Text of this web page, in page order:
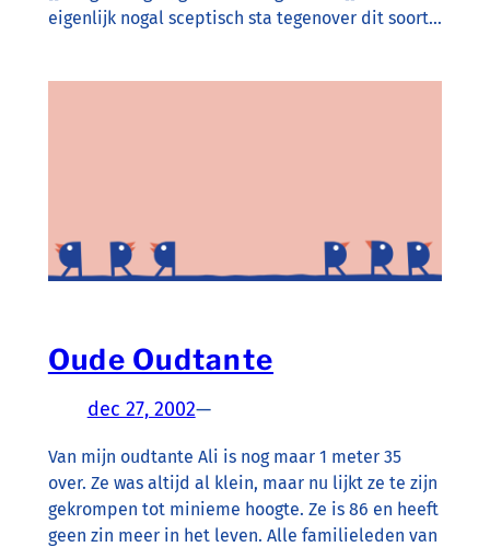
eigenlijk nogal sceptisch sta tegenover dit soort…
Oude Oudtante
dec 27, 2002—
Van mijn oudtante Ali is nog maar 1 meter 35
over. Ze was altijd al klein, maar nu lijkt ze te zijn
gekrompen tot minieme hoogte. Ze is 86 en heeft
geen zin meer in het leven. Alle familieleden van